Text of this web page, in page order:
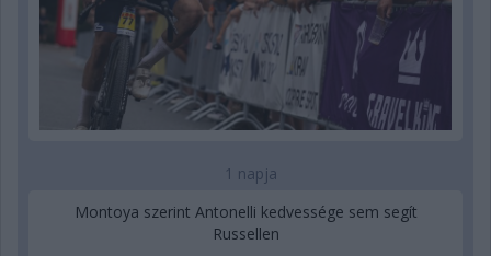
1 napja
Montoya szerint Antonelli kedvessége sem segít
Russellen